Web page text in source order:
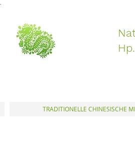
TRADITIONELLE CHINESISCHE